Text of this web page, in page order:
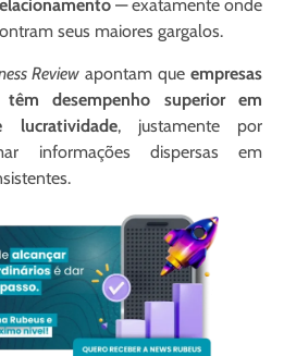
— exatamente onde
seus maiores gargalos.
Review apontam que empresas
desempenho superior em
lucratividade, justamente por
informações dispersas em